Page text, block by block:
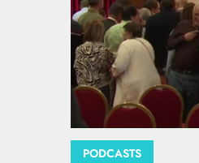
PODCASTS